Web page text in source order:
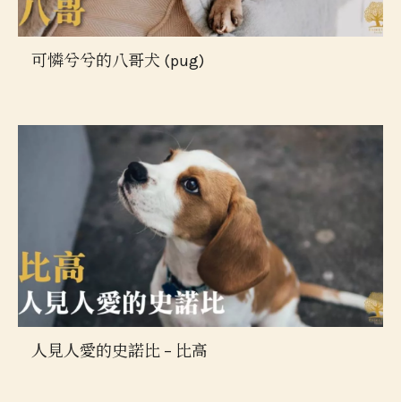
可憐兮兮的八哥犬 (pug)
人見人愛的史諾比 – 比高